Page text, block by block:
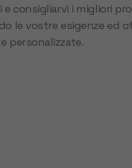
e consigliarvi i migliori
le vostre esigenze ed
personalizzate.